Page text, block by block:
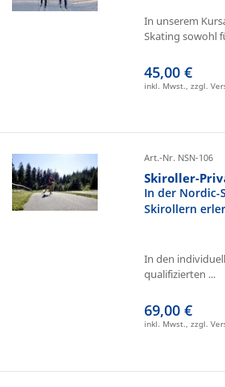
In unserem
Skating sowohl
45,00 €
inkl. Mwst., zzgl.
Art.-Nr. NSN-106
Skiroller-
In der Nordic-
Skirollern
In den
qualifizierten ...
69,00 €
inkl. Mwst., zzgl.